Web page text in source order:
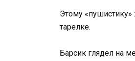
Этому
тарелке.
Барсик глядел на